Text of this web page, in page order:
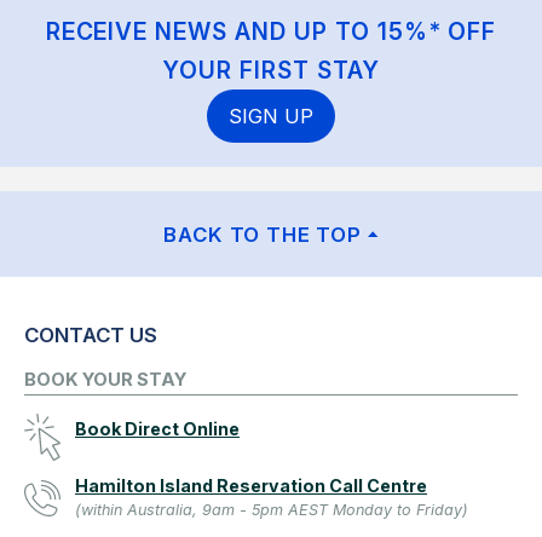
RECEIVE NEWS AND UP TO 15%* OFF
YOUR FIRST STAY
SIGN UP
BACK TO THE TOP
CONTACT US
BOOK YOUR STAY
Book Direct Online
Hamilton Island Reservation Call Centre
(within Australia, 9am - 5pm AEST Monday to Friday)